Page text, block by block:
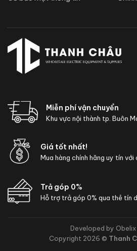
Miễn phí vận chuyển
Khu vực nội thành tp. Buôn
Giá tốt nhất!
Mua hàng chính hãng uy tín với
Trả góp 0%
Hỗ trợ trả góp 0% qua thẻ tín
Developed by Obelix
Copyright 2026 © Thanh